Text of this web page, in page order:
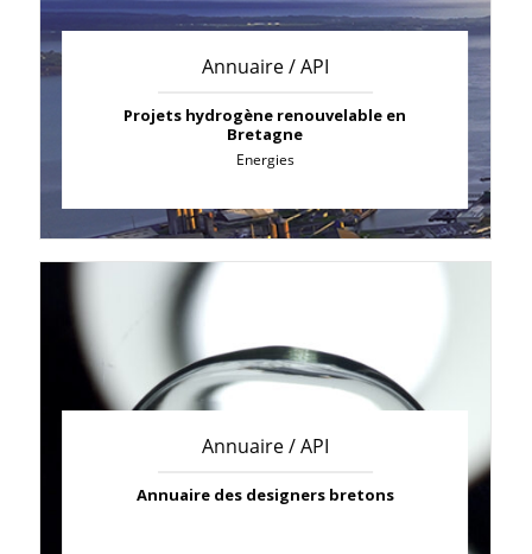
Annuaire / API
Projets hydrogène renouvelable en
Bretagne
Energies
Annuaire / API
Annuaire des designers bretons